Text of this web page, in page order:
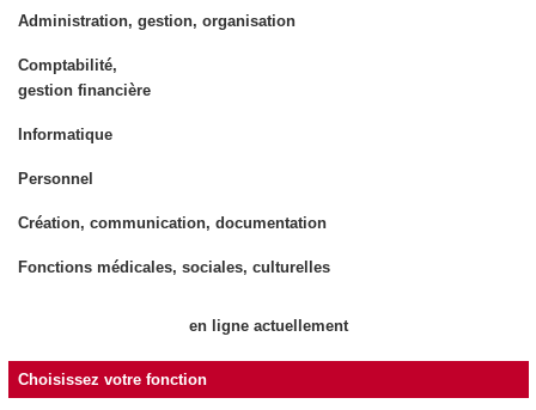
Administration, gestion, organisation
Comptabilité,
gestion financière
Informatique
Personnel
Création, communication, documentation
Fonctions médicales, sociales, culturelles
en ligne actuellement
Choisissez votre fonction